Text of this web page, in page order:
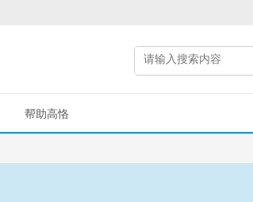
帮助高恪